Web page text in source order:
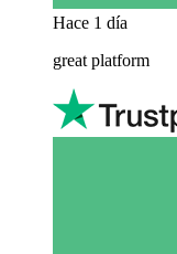
Hace 1 día
great platform